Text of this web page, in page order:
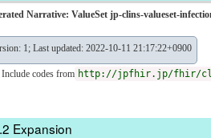
Narrative: ValueSet jp-clins-valueset-
1; Last updated: 2022-10-11 21:17:22+0900
Include codes from http://jpfhir.jp/fhir/clins/
Expansion